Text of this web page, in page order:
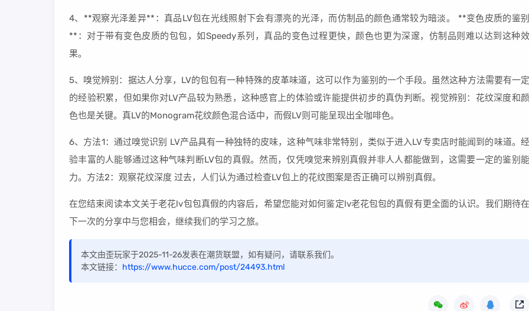
4、**观察光泽差异**：真品LV包在光线照射下会有漂亮的光泽，而仿制品的颜色通常较为暗淡。 **变色皮质的鉴别
**：对于带有变色皮质的包包，如Speedy系列，真品的变色过程更快，颜色也更为深邃，仿制品则难以达到这种效
果。
5、嗅觉辨别：据达人分享，LV的包包有一种特殊的皮革味道，这可以作为鉴别的一个手段。虽然这种方法需要有一定
的经验积累，但如果你对LV产品较为熟悉，这种感官上的体验或许能提供初步的真伪判断。视觉辨别：花纹深度和颜
色也是关键。真LV的Monogram花纹颜色混合适中，而假LV则可能呈现出全咖啡色。
6、方法1：通过嗅觉识别 LV产品具有一种独特的皮味，这种气味非常特别，类似于进入LV专卖店时能闻到的味道。经
验丰富的人能够通过这种气味判断LV包的真假。然而，仅凭嗅觉来辨别真假并非人人都能做到，这需要一定的鉴别能
力。方法2：观察花纹深度 过去，人们认为通过检查LV包上的花纹图案是否正确可以辨别真假。
在您结束阅读本文关于老花lv包包真假的内容后，希望您能对如何鉴定lv老花包包的真假有更全面的认识。我们期待在
下一次的分享中与您相会，继续我们的学习之旅。
本文由歪玩家于2025-11-26发表在潮货联盟，如有疑问，请联系我们。
本文链接： https://www.hucce.com/post/24493.html